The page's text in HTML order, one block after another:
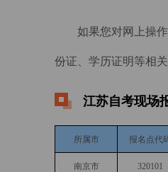
如果您对网上操
份证、学历证明等相
江苏自考现场
所属市 报名点代
南京市 320101